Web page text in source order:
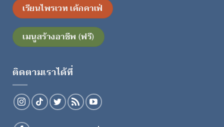
เรียนไพรเวท เค้กคาเฟ่
เมนูสร้างอาชีพ (ฟรี)
ติดตามเราได้ที่